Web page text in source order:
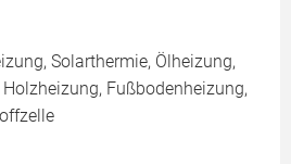
Solarthermie, Ölheizung,
Holzheizung, Fußbodenheizung,